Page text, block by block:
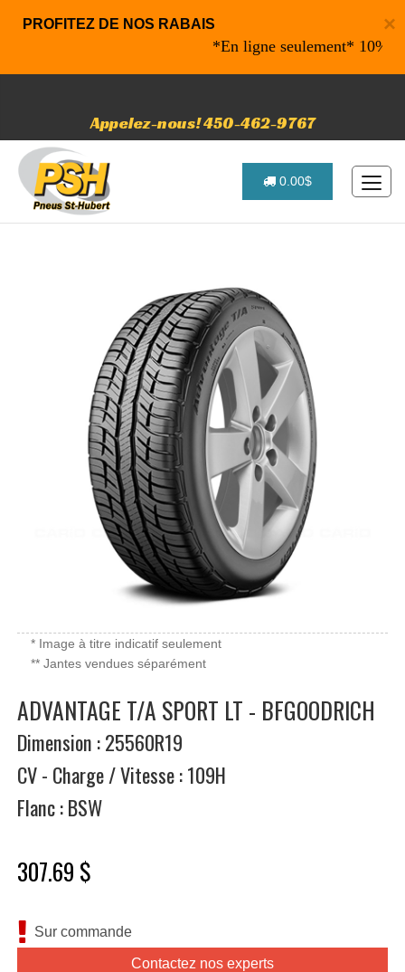
×
PROFITEZ DE NOS RABAIS
*En ligne seulement* 10% de
Appelez-nous! 450-462-9767
0.00$
* Image à titre indicatif seulement
** Jantes vendues séparément
ADVANTAGE T/A SPORT LT - BFGOODRICH
Dimension : 25560R19
CV - Charge / Vitesse : 109H
Flanc : BSW
307.69 $
Sur commande
Contactez nos experts